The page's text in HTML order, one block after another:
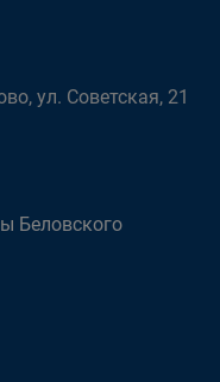
ул. Советская, 21
Беловского